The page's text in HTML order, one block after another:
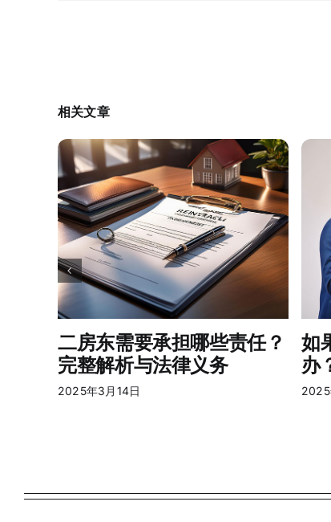
相关文章
二房东需要承担哪些责任？
完整解析与法律义务
2025年3月14日
如
办
2025